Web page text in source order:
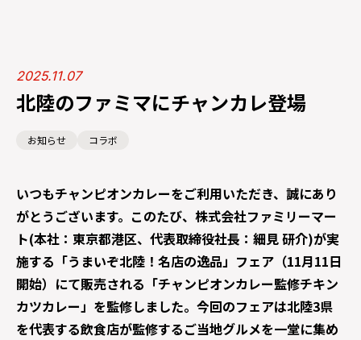
2025.11.07
北陸のファミマにチャンカレ登場
お知らせ コラボ
いつもチャンピオンカレーをご利用いただき、誠にあり
がとうございます。このたび、株式会社ファミリーマー
ト(本社：東京都港区、代表取締役社長：細見 研介)が実
施する「うまいぞ北陸！名店の逸品」フェア（11月11日
開始）にて販売される「チャンピオンカレー監修チキン
カツカレー」を監修しました。今回のフェアは北陸3県
を代表する飲食店が監修するご当地グルメを一堂に集め